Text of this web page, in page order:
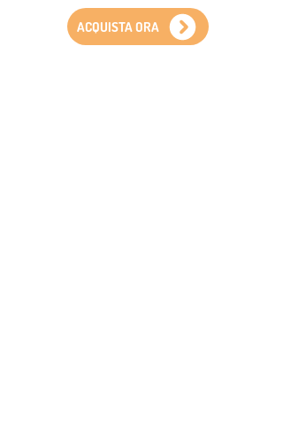
ACQUISTA ORA